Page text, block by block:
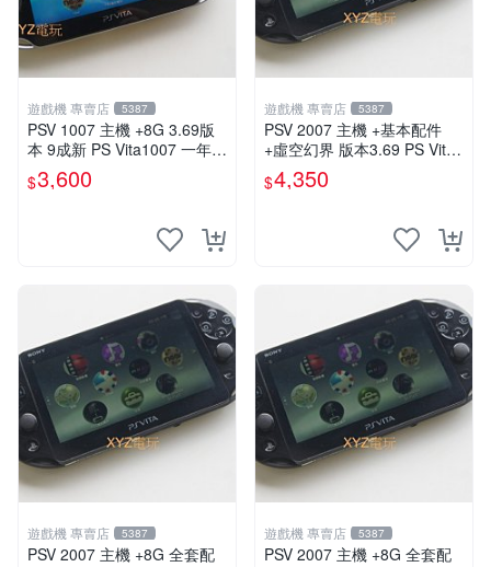
遊戲機 專賣店 5387
PSV 1007 主機 +8G 3.69版
本 9成新 PS Vita1007 一年保
修 送一款遊戲
$3,600
遊戲機 專賣店 5387
PSV 2007 主機 +基本配件
+虛空幻界 版本3.69 PS Vita2
$4,350
遊戲機 專賣店 5387
PSV 2007 主機 +8G 全套配
遊戲機 專賣店 5387
PSV 2007 主機 +8G 全套配